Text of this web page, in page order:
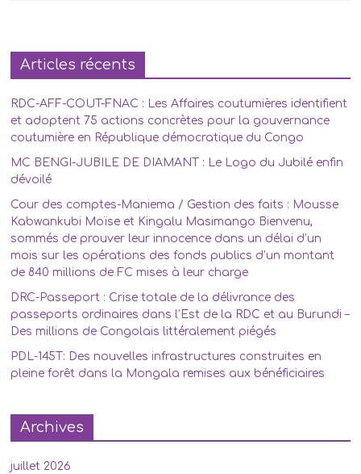
à
2012.
Articles récents
RDC-AFF-COUT-FNAC : Les Affaires coutumières identifient
et adoptent 75 actions concrètes pour la gouvernance
coutumière en République démocratique du Congo
MC BENGI-JUBILE DE DIAMANT : Le Logo du Jubilé enfin
dévoilé
Cour des comptes-Maniema / Gestion des faits : Mousse
Kabwankubi Moïse et Kingalu Masimango Bienvenu,
sommés de prouver leur innocence dans un délai d’un
mois sur les opérations des fonds publics d’un montant
de 840 millions de FC mises à leur charge
DRC-Passeport : Crise totale de la délivrance des
passeports ordinaires dans l’Est de la RDC et au Burundi –
Des millions de Congolais littéralement piégés
PDL-145T: Des nouvelles infrastructures construites en
pleine forêt dans la Mongala remises aux bénéficiaires
Archives
juillet 2026